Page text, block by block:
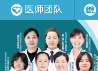
医师团队